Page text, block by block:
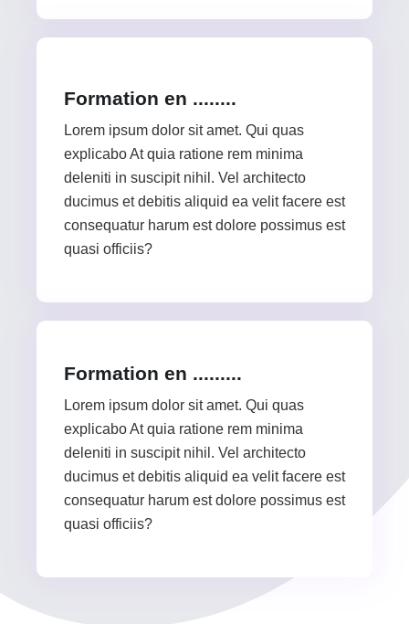
Formation en ........
Lorem ipsum dolor sit amet. Qui quas
explicabo At quia ratione rem minima
deleniti in suscipit nihil. Vel architecto
ducimus et debitis aliquid ea velit facere est
consequatur harum est dolore possimus est
quasi officiis?
Formation en .........
Lorem ipsum dolor sit amet. Qui quas
explicabo At quia ratione rem minima
deleniti in suscipit nihil. Vel architecto
ducimus et debitis aliquid ea velit facere est
consequatur harum est dolore possimus est
quasi officiis?